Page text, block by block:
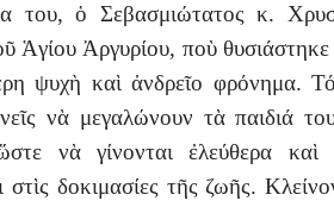
του, ὁ Σεβασμιώτατος κ.
Ἁγίου Ἀργυρίου, ποὺ θυσιάστηκε
ψυχὴ καὶ ἀνδρεῖο φρόνημα.
νὰ μεγαλώνουν τὰ παιδιά
νὰ γίνονται ἐλεύθερα
στὶς δοκιμασίες τῆς ζωῆς.